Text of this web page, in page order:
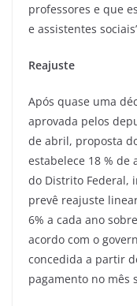
professores e que
e assistentes
Reajuste
Após quase uma
aprovada pelos
de abril, proposta
estabelece 18 % de
do Distrito Federal,
prevê reajuste
6% a cada ano
acordo com o
concedida a partir
pagamento no mês